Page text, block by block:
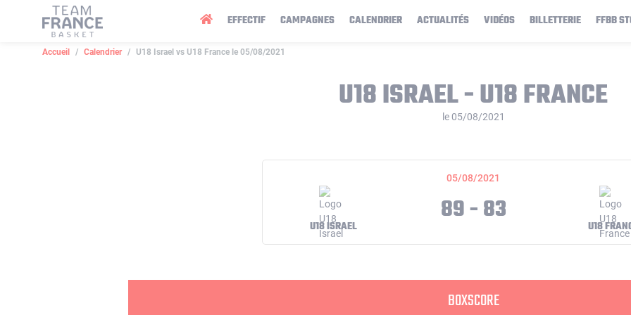
EFFECTIF CAMPAGNES CALENDRIER ACTUALITÉS VIDÉOS BILLETTERIE FFBB
Accueil Calendrier U18 Israel vs U18 France le 05/08/2021
U18 ISRAEL - U18 FRANCE
le 05/08/2021
05/08/2021
U18 ISRAEL 89 - 83 U18
BOXSCORE
Panneau de gestion des cookies